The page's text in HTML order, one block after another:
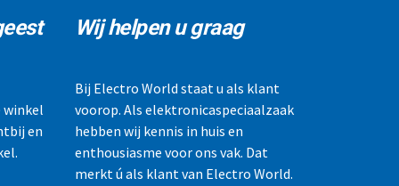
winkel
en
Wij helpen u graag
Bij Electro World staat u als klant
voorop. Als elektronicaspeciaalzaak
hebben wij kennis in huis en
enthousiasme voor ons vak. Dat
merkt ú als klant van Electro World.